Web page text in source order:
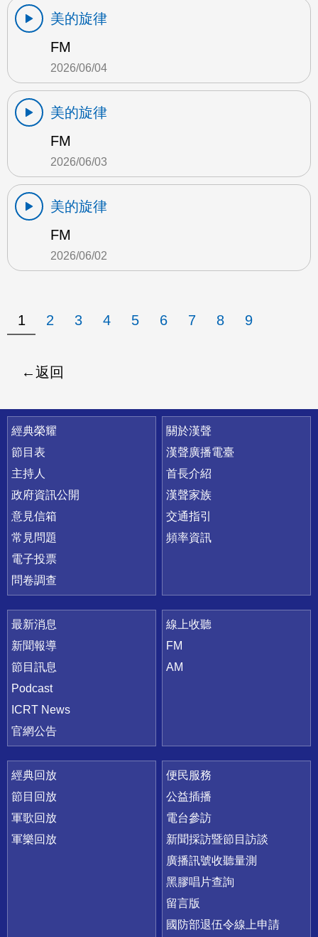
美的旋律
FM
2026/06/04
美的旋律
FM
2026/06/03
美的旋律
FM
2026/06/02
1 2 3 4 5 6 7 8 9
返回
快速連結
經典榮耀
節目表
主持人
政府資訊公開
意見信箱
常見問題
電子投票
問卷調查
關於漢聲
漢聲廣播電臺
首長介紹
漢聲家族
交通指引
頻率資訊
最新消息
新聞報導
節目訊息
Podcast
ICRT News
官網公告
線上收聽
FM
AM
經典回放
節目回放
軍歌回放
軍樂回放
便民服務
公益插播
電台參訪
新聞採訪暨節目訪談
廣播訊號收聽量測
黑膠唱片查詢
留言版
國防部退伍令線上申請